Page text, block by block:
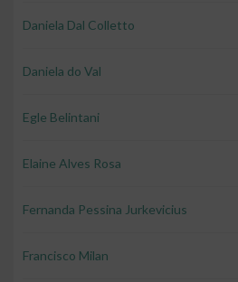
Daniela Dal Colletto
Daniela do Val
Egle Belintani
Elaine Alves Rosa
Fernanda Pessina Jurkevicius
Francisco Milan